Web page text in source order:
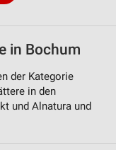
in Bochum
der Kategorie
in den
und Alnatura und